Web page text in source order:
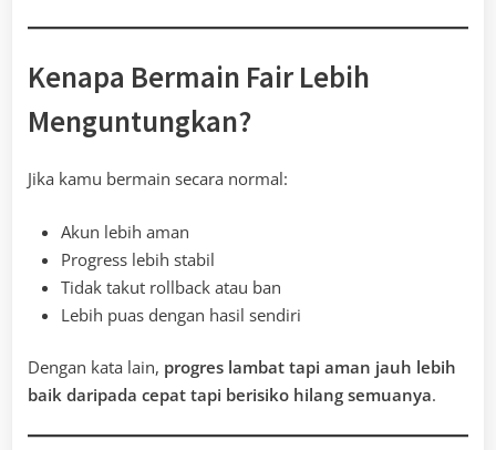
Kenapa Bermain Fair Lebih
Menguntungkan?
Jika kamu bermain secara normal:
Akun lebih aman
Progress lebih stabil
Tidak takut rollback atau ban
Lebih puas dengan hasil sendiri
Dengan kata lain, progres lambat tapi aman jauh lebih
baik daripada cepat tapi berisiko hilang semuanya.